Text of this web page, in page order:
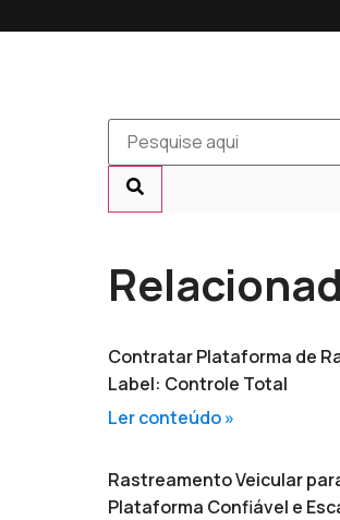
Contratar Plataforma de
Label: Controle Total
Ler conteúdo »
Rastreamento Veicular
Plataforma Confiável e